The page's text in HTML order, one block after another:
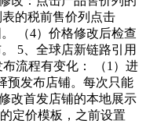
的税前售价列点击
（4）价格修改后检查
5、全球店新链路引用
流程有变化： （1）进
预发布店铺。每次只能
改首发店铺的本地展示
定价模板，之前设置